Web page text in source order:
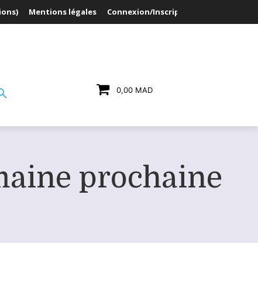
Mentions légales Connexion/Inscription
0,00 MAD
prochaine